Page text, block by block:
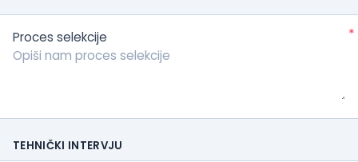
Proces selekcije *
TEHNIČKI INTERVJU